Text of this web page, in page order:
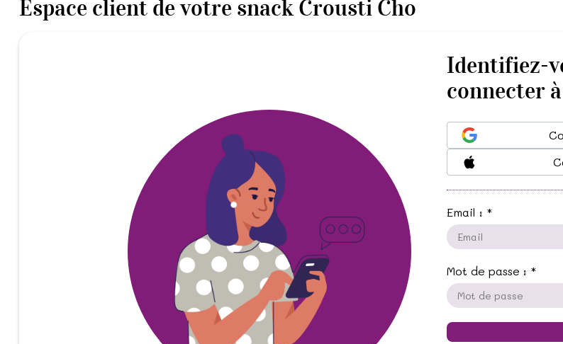
Espace client de votre snack Crousti Cho
Identifiez-
connecter
Email :
Mot de passe :